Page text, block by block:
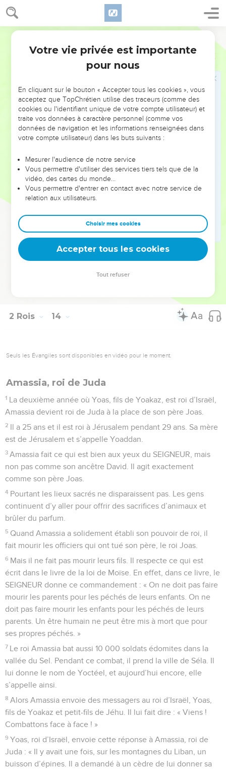
NE MANQUEZ PAS L’ÉVÉNEMENT
DE L’ANNÉE !
ET SI LEURS ERREURS POUVAIENT VOUS ÉVITER LES
VOTRES ?
leur foi ou leur vision. Mais on voit moins les doutes, les erreurs
et les saisons difficiles qu'ils ont traversés, alors même que ce
sont elles qui les ont façonnés.
Dans cette conférence, leaders, entrepreneurs, et responsables
clés pour avancer avec plus de sagesse afin que leurs erreurs
deviennent vos tremplins. Que vous guidiez un ministère, une
équipe, un groupe ou une famille, leur expérience est faite
2 Rois 14
Seuls les Évangiles sont disponibles en vidéo pour le moment.
Amassia, roi de Juda
1 La deuxième année où Yoas, fils de Yoakaz, est roi d’Israël,
Amassia devient roi de Juda à la place de son père Joas.
2 Il a 25 ans et il est roi à Jérusalem pendant 29 ans. Sa mère
est de Jérusalem et s’appelle Yoaddan.
3 Amassia fait ce qui est bien aux yeux du SEIGNEUR, mais
non pas comme son ancêtre David. Il agit exactement
comme son père Joas.
4 Pourtant les lieux sacrés ne disparaissent pas. Les gens
continuent d’y aller pour offrir des sacrifices d’animaux et
brûler du parfum.
5 Quand Amassia a solidement établi son pouvoir de roi, il
fait mourir les officiers qui ont tué son père, le roi Joas.
6 Mais il ne fait pas mourir leurs fils. Il respecte ce qui est
écrit dans le livre de la loi de Moïse. En effet, dans ce livre, le
SEIGNEUR donne ce commandement : « On ne doit pas faire
mourir les parents pour les péchés de leurs enfants. On ne
doit pas faire mourir les enfants pour les péchés de leurs
parents. Un être humain ne peut être mis à mort que pour
ses propres péchés. »
7 Le roi Amassia bat aussi 10 000 soldats édomites dans la
vallée du Sel. Pendant ce combat, il prend la ville de Séla. Il
lui donne le nom de Yoctéel, et aujourd’hui encore, elle
s’appelle ainsi.
8 Alors Amassia envoie des messagers au roi d’Israël, Yoas,
fils de Yoakaz et petit-fils de Jéhu. Il lui fait dire : « Viens !
Combattons face à face ! »
9 Yoas, roi d’Israël, envoie cette réponse à Amassia, roi de
Juda : « Il y avait une fois, sur les montagnes du Liban, un
buisson d’épines. Il a demandé à un cèdre de lui donner sa
Votre vie privée est importante
pour nous
En cliquant sur le bouton « Accepter tous les cookies », vous
acceptez que TopChrétien utilise des traceurs (comme des
cookies ou l'identifiant unique de votre compte utilisateur) et
traite vos données à caractère personnel (comme vos
données de navigation et les informations renseignées dans
votre compte utilisateur) dans les buts suivants :
Mesurer l'audience de notre service
Vous permettre d'utiliser des services tiers tels que de la
vidéo, des cartes du monde…
Vous permettre d'entrer en contact avec notre service de
relation aux utilisateurs.
Choisir mes cookies
Accepter tous les cookies
Tout refuser